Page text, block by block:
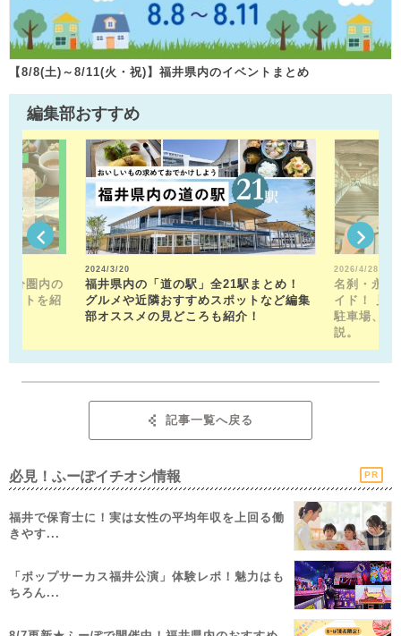
【8/8(土)～8/11(火・祝)】福井県内のイベントまとめ
編集部おすすめ
分圏内の
ットを紹
2024/3/20
福井県内の「道の駅」全21駅まとめ！
グルメや近隣おすすめスポットなど編集
部オススメの見どころも紹介！
2026/4/28
名刹・永平
イド！ 見
駐車場、お
説。
記事一覧へ戻る
必見！ふーぽイチオシ情報 PR
福井で保育士に！実は女性の平均年収を上回る働
きやす...
「ポップサーカス福井公演」体験レポ！魅力はも
ちろん...